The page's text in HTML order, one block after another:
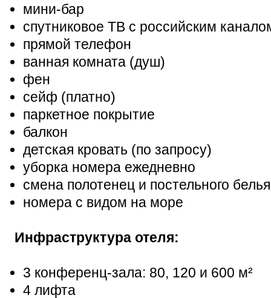
мини-бар
спутниковое ТВ с российским
прямой телефон
ванная комната (душ)
фен
сейф (платно)
паркетное покрытие
балкон
детская кровать (по запросу)
уборка номера ежедневно
смена полотенец и постельного
номера с видом на море
Инфраструктура отеля:
3 конференц-зала: 80, 120 и 600 м²
4 лифта